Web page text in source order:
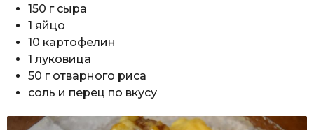
150 г сыра
1 яйцо
10 картофелин
1 луковица
50 г отварного риса
соль и перец по вкусу